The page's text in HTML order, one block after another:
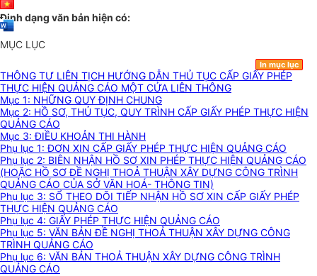
Định dạng văn bản hiện có:
MỤC LỤC
In mục lục
THÔNG TƯ LIÊN TỊCH HƯỚNG DẪN THỦ TỤC CẤP GIẤY PHÉP
THỰC HIỆN QUẢNG CÁO MỘT CỬA LIÊN THÔNG
Mục 1: NHỮNG QUY ĐỊNH CHUNG
Mục 2: HỒ SƠ, THỦ TỤC, QUY TRÌNH CẤP GIẤY PHÉP THỰC HIỆN
QUẢNG CÁO
Mục 3: ĐIỀU KHOẢN THI HÀNH
Phụ lục 1: ĐƠN XIN CẤP GIẤY PHÉP THỰC HIỆN QUẢNG CÁO
Phụ lục 2: BIÊN NHẬN HỒ SƠ XIN PHÉP THỰC HIỆN QUẢNG CÁO
(HOẶC HỒ SƠ ĐỀ NGHỊ THOẢ THUẬN XÂY DỰNG CÔNG TRÌNH
QUẢNG CÁO CỦA SỞ VĂN HOÁ- THÔNG TIN)
Phụ lục 3: SỔ THEO DÕI TIẾP NHẬN HỒ SƠ XIN CẤP GIẤY PHÉP
THỰC HIỆN QUẢNG CÁO
Phụ lục 4: GIẤY PHÉP THỰC HIỆN QUẢNG CÁO
Phụ lục 5: VĂN BẢN ĐỀ NGHỊ THOẢ THUẬN XÂY DỰNG CÔNG
TRÌNH QUẢNG CÁO
Phụ lục 6: VĂN BẢN THOẢ THUẬN XÂY DỰNG CÔNG TRÌNH
QUẢNG CÁO